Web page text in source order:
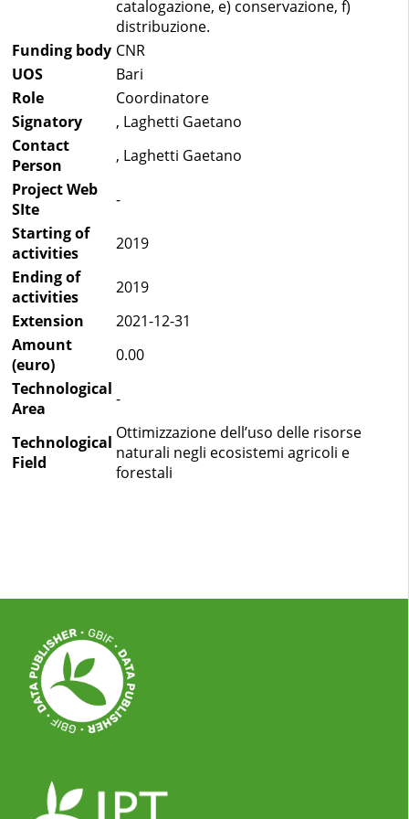
catalogazione, e) conservazione, f)
distribuzione.
Funding body CNR
UOS
Bari
Role
Coordinatore
Signatory
, Laghetti Gaetano
Contact
Person
, Laghetti Gaetano
Project Web
SIte
-
Starting of
activities
2019
Ending of
activities
2019
Extension
2021-12-31
Amount
(euro)
0.00
Technological
Area
-
Technological
Field
Ottimizzazione dell’uso delle risorse
naturali negli ecosistemi agricoli e
forestali